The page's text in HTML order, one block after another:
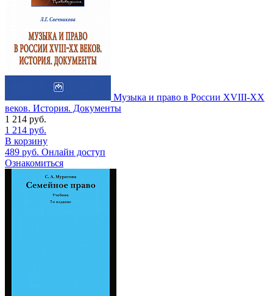
Музыка и право в России XVIII-XX
веков. История. Документы
1 214 руб.
1 214 руб.
В корзину
489 руб. Онлайн доступ
Ознакомиться